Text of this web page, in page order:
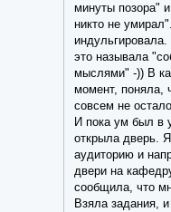
минуты позора" и
никто не
это называла
мыслями" -)) В
момент, поняла,
совсем не
И пока ум был в
открыла дверь.
аудиторию и
двери на
сообщила, что
Взяла задания,